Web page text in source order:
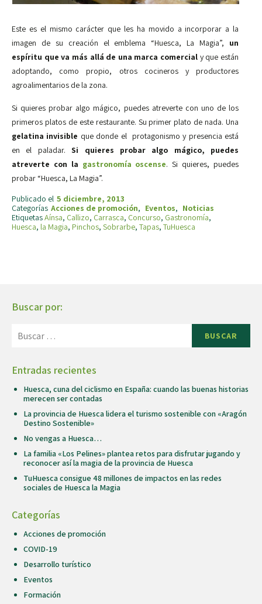
Este es el mismo carácter que les ha movido a incorporar a la
imagen de su creación el emblema “Huesca, La Magia”, un
espíritu que va más allá de una marca comercial y que están
adoptando, como propio, otros cocineros y productores
agroalimentarios de la zona.
Si quieres probar algo mágico, puedes atreverte con uno de los
primeros platos de este restaurante. Su primer plato de nada. Una
gelatina invisible que donde el protagonismo y presencia está
en el paladar.Si quieres probar algo mágico, puedes
atreverte con la gastronomía oscense. Si quieres, puedes
probar “Huesca, La Magia”.
Publicado el 5 diciembre, 2013
Categorías Acciones de promoción, Eventos, Noticias
EtiquetasAínsa, Callizo, Carrasca, Concurso, Gastronomía,
Huesca, la Magia, Pinchos, Sobrarbe, Tapas, TuHuesca
Buscar por:
BUSCAR
Entradas recientes
Huesca, cuna del ciclismo en España: cuando las buenas historias
merecen ser contadas
La provincia de Huesca lidera el turismo sostenible con «Aragón
Destino Sostenible»
No vengas a Huesca…
La familia «Los Pelines» plantea retos para disfrutar jugando y
reconocer así la magia de la provincia de Huesca
TuHuesca consigue 48 millones de impactos en las redes
sociales de Huesca la Magia
Categorías
Acciones de promoción
COVID-19
Desarrollo turístico
Eventos
Formación